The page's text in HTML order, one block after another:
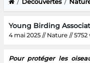
Young Birding
4 mai 2025 // Nature // 5752
Pour protéger les